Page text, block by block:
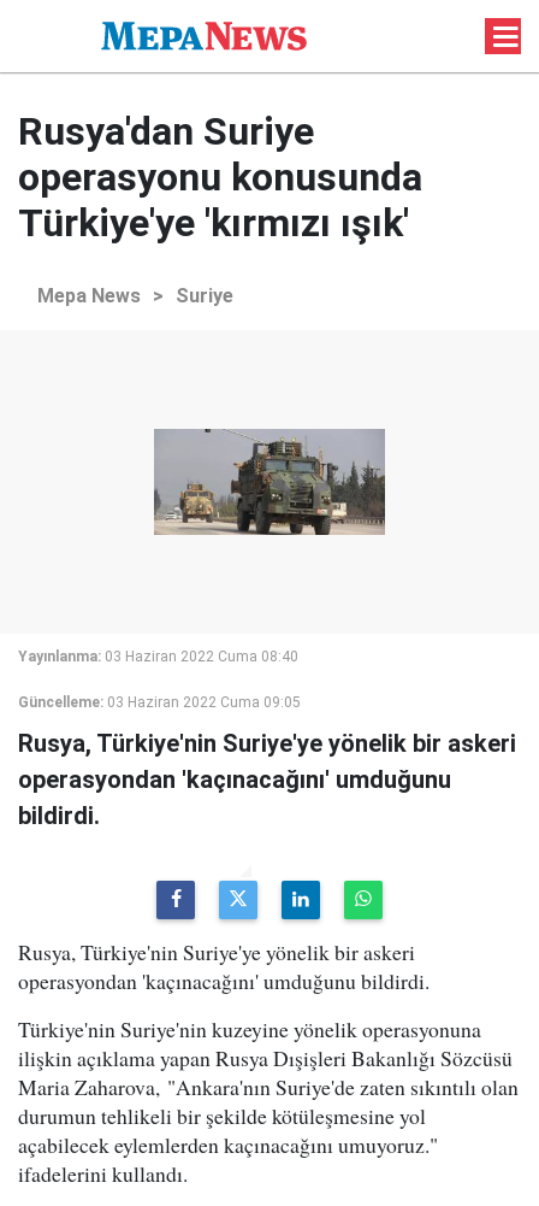
Rusya'dan Suriye
operasyonu konusunda
Türkiye'ye 'kırmızı ışık'
Mepa News > Suriye
Yayınlanma: 03 Haziran 2022 Cuma 08:40
Güncelleme: 03 Haziran 2022 Cuma 09:05
Rusya, Türkiye'nin Suriye'ye yönelik bir askeri
operasyondan 'kaçınacağını' umduğunu
bildirdi.
Rusya, Türkiye'nin Suriye'ye yönelik bir askeri
operasyondan 'kaçınacağını' umduğunu bildirdi.
Türkiye'nin Suriye'nin kuzeyine yönelik operasyonuna
ilişkin açıklama yapan Rusya Dışişleri Bakanlığı Sözcüsü
Maria Zaharova, "Ankara'nın Suriye'de zaten sıkıntılı olan
durumun tehlikeli bir şekilde kötüleşmesine yol
açabilecek eylemlerden kaçınacağını umuyoruz."
ifadelerini kullandı.